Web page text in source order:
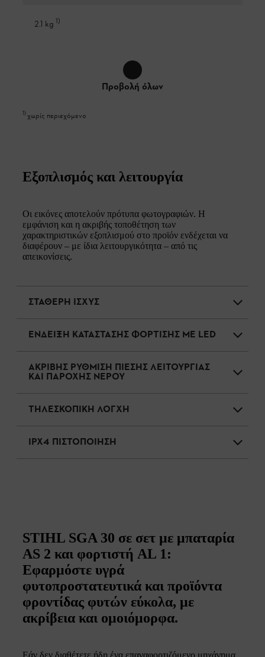
2.1 kg 1)
Προβολή όλων
1)χωρίς περιεχόμενο
Εξοπλισμός και λειτουργία
Οι εικόνες αποτελούν πρότυπα φωτογραφιών. Η
εμφάνιση και η ακριβής τοποθέτηση των
χαρακτηριστικών εξοπλισμού στο προϊόν ενδέχεται να
διαφέρουν – με ίδια λειτουργικότητα – από τις
απεικονίσεις.
ΣΤΑΘΕΡΗ ΙΣΧΥΣ
ΕΝΔΕΙΞΗ ΚΑΤΑΣΤΑΣΗΣ ΦΟΡΤΙΣΗΣ ΜΕ LED
ΑΚΡΙΒΗΣ ΡΥΘΜΙΣΗ ΠΙΕΣΗΣ ΛΕΙΤΟΥΡΓΙΑΣ
ΚΑΙ ΠΑΡΟΧΗΣ ΝΕΡΟΥ
ΤΗΛΕΣΚΟΠΙΚΗ ΛΟΓΧΗ
IPX4 ΠΙΣΤΟΠΟΙΗΣΗ
STIHL SGA 30 σε σετ με μπαταρία
AS 2 και φορτιστή AL 1:
Εφαρμόστε υγρά
φυτοπροστατευτικά και προϊόντα
φροντίδας φυτών εύκολα, με
ακρίβεια και ομοιόμορφα.